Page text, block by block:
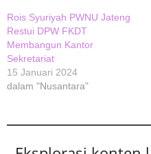
Rois Syuriyah PWNU Jateng
Restui DPW FKDT
Membangun Kantor
Sekretariat
15 Januari 2024
dalam "Nusantara"